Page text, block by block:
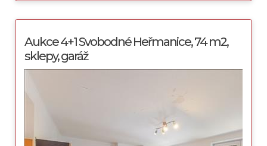
Aukce 4+1 Svobodné Heřmanice, 74 m2,
sklepy, garáž